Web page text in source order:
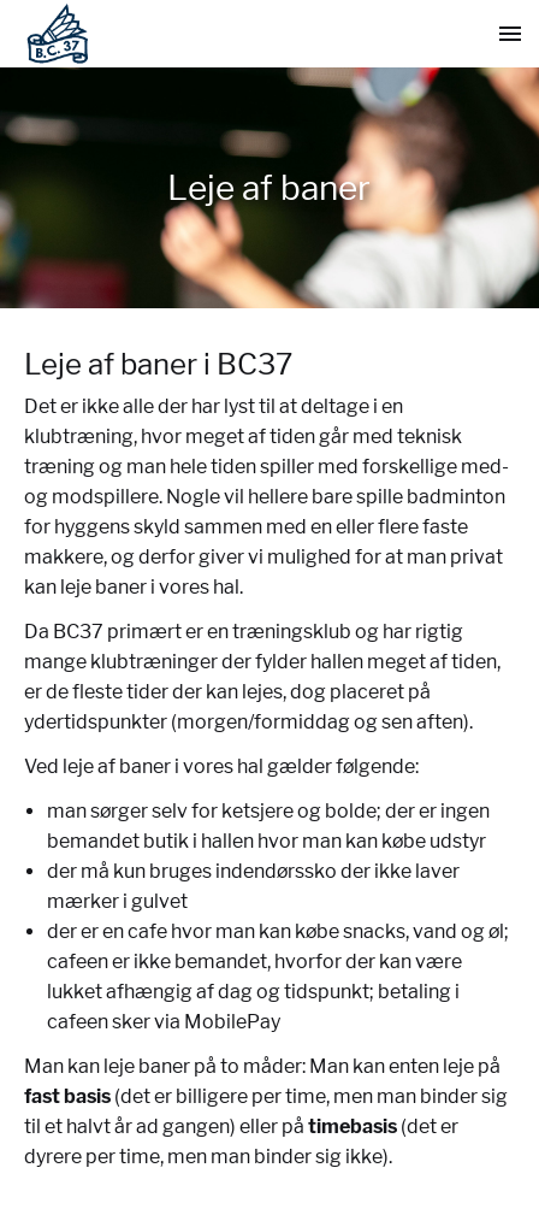
Leje af baner
Leje af baner i BC37
Det er ikke alle der har lyst til at deltage i en
klubtræning, hvor meget af tiden går med teknisk
træning og man hele tiden spiller med forskellige med-
og modspillere. Nogle vil hellere bare spille badminton
for hyggens skyld sammen med en eller flere faste
makkere, og derfor giver vi mulighed for at man privat
kan leje baner i vores hal.
Da BC37 primært er en træningsklub og har rigtig
mange klubtræninger der fylder hallen meget af tiden,
er de fleste tider der kan lejes, dog placeret på
ydertidspunkter (morgen/formiddag og sen aften).
Ved leje af baner i vores hal gælder følgende:
man sørger selv for ketsjere og bolde; der er ingen
bemandet butik i hallen hvor man kan købe udstyr
der må kun bruges indendørssko der ikke laver
mærker i gulvet
der er en cafe hvor man kan købe snacks, vand og øl;
cafeen er ikke bemandet, hvorfor der kan være
lukket afhængig af dag og tidspunkt; betaling i
cafeen sker via MobilePay
Man kan leje baner på to måder: Man kan enten leje på
fast basis (det er billigere per time, men man binder sig
til et halvt år ad gangen) eller på timebasis (det er
dyrere per time, men man binder sig ikke).